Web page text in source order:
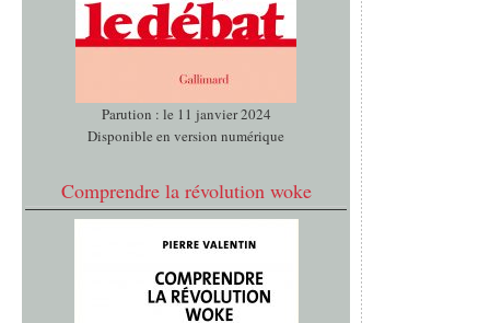
Parution : le 11 janvier 2024
Disponible en version numérique
Comprendre la révolution woke